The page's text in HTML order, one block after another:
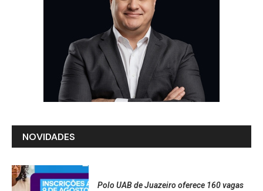
NOVIDADES
Polo UAB de Juazeiro oferece 160 vagas